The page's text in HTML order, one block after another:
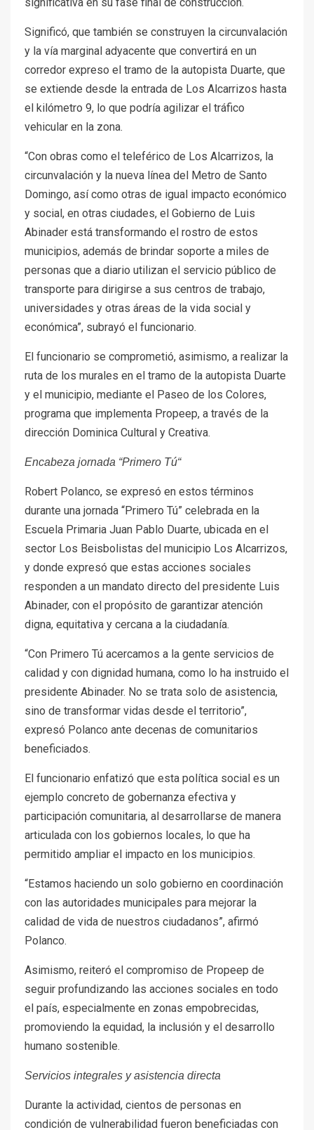
Significó, que también se construyen la circunvalación
y la vía marginal adyacente que convertirá en un
corredor expreso el tramo de la autopista Duarte, que
se extiende desde la entrada de Los Alcarrizos hasta
el kilómetro 9, lo que podría agilizar el tráfico
vehicular en la zona.
“Con obras como el teleférico de Los Alcarrizos, la
circunvalación y la nueva línea del Metro de Santo
Domingo, así como otras de igual impacto económico
y social, en otras ciudades, el Gobierno de Luis
Abinader está transformando el rostro de estos
municipios, además de brindar soporte a miles de
personas que a diario utilizan el servicio público de
transporte para dirigirse a sus centros de trabajo,
universidades y otras áreas de la vida social y
económica”, subrayó el funcionario.
El funcionario se comprometió, asimismo, a realizar la
ruta de los murales en el tramo de la autopista Duarte
y el municipio, mediante el Paseo de los Colores,
programa que implementa Propeep, a través de la
dirección Dominica Cultural y Creativa.
Encabeza jornada “Primero Tú“
Robert Polanco, se expresó en estos términos
durante una jornada “Primero Tú” celebrada en la
Escuela Primaria Juan Pablo Duarte, ubicada en el
sector Los Beisbolistas del municipio Los Alcarrizos,
y donde expresó que estas acciones sociales
responden a un mandato directo del presidente Luis
Abinader, con el propósito de garantizar atención
digna, equitativa y cercana a la ciudadanía.
“Con Primero Tú acercamos a la gente servicios de
calidad y con dignidad humana, como lo ha instruido el
presidente Abinader. No se trata solo de asistencia,
sino de transformar vidas desde el territorio”,
expresó Polanco ante decenas de comunitarios
beneficiados.
El funcionario enfatizó que esta política social es un
ejemplo concreto de gobernanza efectiva y
participación comunitaria, al desarrollarse de manera
articulada con los gobiernos locales, lo que ha
permitido ampliar el impacto en los municipios.
“Estamos haciendo un solo gobierno en coordinación
con las autoridades municipales para mejorar la
calidad de vida de nuestros ciudadanos”, afirmó
Polanco.
Asimismo, reiteró el compromiso de Propeep de
seguir profundizando las acciones sociales en todo
el país, especialmente en zonas empobrecidas,
promoviendo la equidad, la inclusión y el desarrollo
humano sostenible.
Servicios integrales y asistencia directa
Durante la actividad, cientos de personas en
condición de vulnerabilidad fueron beneficiadas con